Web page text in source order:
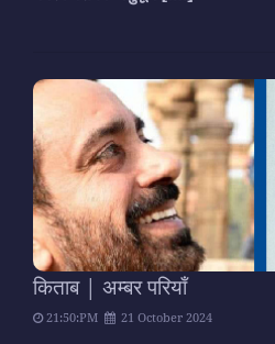
किताब | अम्बर परियाँ
21:50:PM 21 October 2024